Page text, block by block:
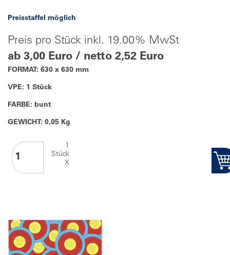
Preisstaffel möglich
Preis pro Stück inkl. 19.00% MwSt
ab 3,00 Euro / netto 2,52 Euro
FORMAT: 630 x 630 mm
VPE: 1 Stück
FARBE: bunt
GEWICHT: 0,05 Kg
1
Stück
X